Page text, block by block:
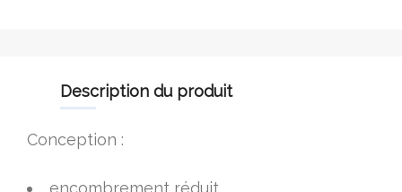
description du produit
Conception :
encombrement réduit.